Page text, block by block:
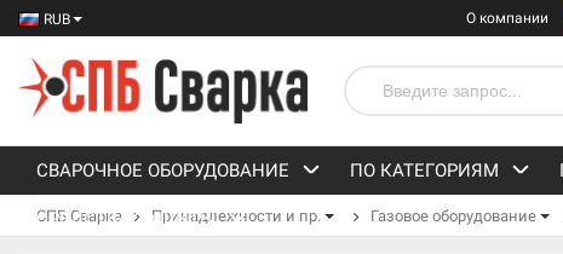
RUB О компании
СВАРОЧНОЕ ОБОРУДОВАНИЕ ПО КАТЕГОРИЯМ
СРЕДСТВА ЗАЩИТЫ
СПБ Сварка Принадлежности и пр. Газовое оборудование